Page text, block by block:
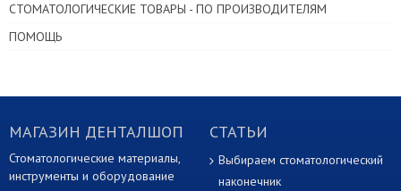
СТОМАТОЛОГИЧЕСКИЕ ТОВАРЫ - ПО ПРОИЗВОДИТЕЛЯМ
ПОМОЩЬ
МАГАЗИН ДЕНТАЛШОП
Стоматологические материалы,
инструменты и оборудование
СТАТЬИ
Выбираем стоматологический
наконечник